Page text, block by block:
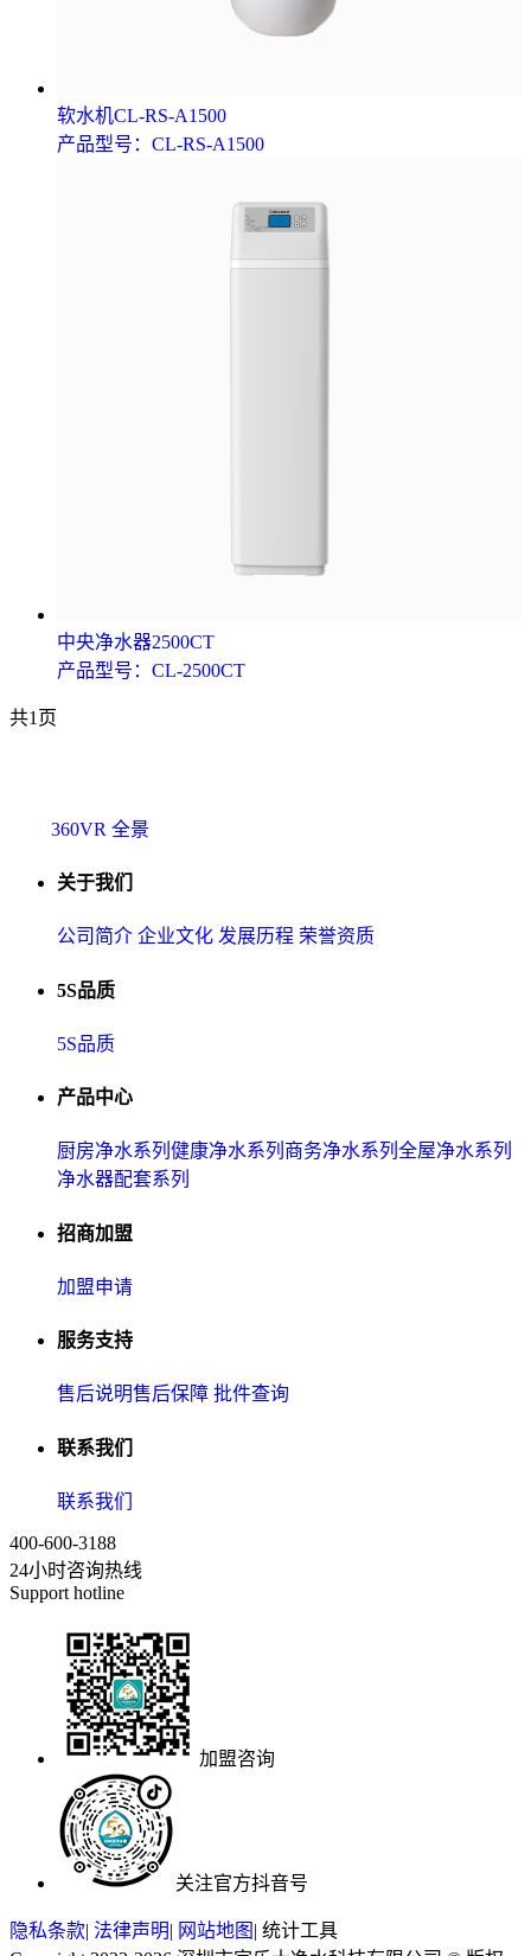
软水机CL-RS-A1500
产品型号：CL-RS-A1500
中央净水器2500CT
产品型号：CL-2500CT
共1页
360VR 全景
关于我们
公司简介 企业文化 发展历程 荣誉资质
5S品质
5S品质
产品中心
厨房净水系列 健康净水系列 商务净水系列 全屋净水系列
净水器配套系列
招商加盟
加盟申请
服务支持
售后说明售后保障 批件查询
联系我们
联系我们
400-600-3188
24小时咨询热线
Support hotline
加盟咨询
关注官方抖音号
隐私条款| 法律声明| 网站地图 | 统计工具